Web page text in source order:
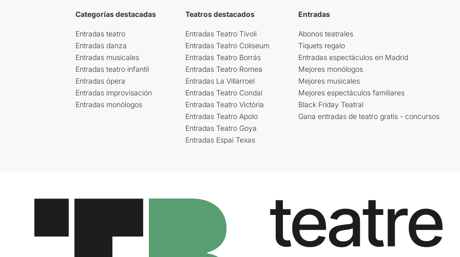
Categorías destacadas
Entradas teatro
Entradas danza
Entradas musicales
Entradas teatro infantil
Entradas ópera
Entradas improvisación
Entradas monólogos
Teatros destacados
Entradas Teatro Tívoli
Entradas Teatro Coliseum
Entradas Teatro Borrás
Entradas Teatro Romea
Entradas La Villarroel
Entradas Teatro Condal
Entradas Teatro Victòria
Entradas Teatro Apolo
Entradas Teatro Goya
Entradas Espai Texas
Entradas
Abonos teatrales
Tiquets regalo
Entradas espectáculos en Madrid
Mejores monólogos
Mejores musicales
Mejores espectáculos familiares
Black Friday Teatral
Gana entradas de teatro gratis - concursos